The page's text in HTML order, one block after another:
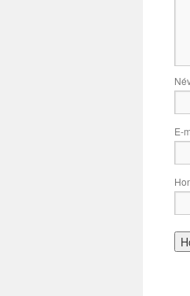
E-